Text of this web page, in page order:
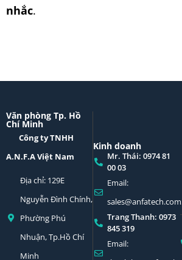
nhắc.
Văn phòng Tp. Hồ
Chí Minh
Công ty TNHH
A.N.F.A Việt Nam
Địa chỉ: 129E
Nguyễn Đình Chính,
Phường Phú
Nhuận, Tp.Hồ Chí
Minh
Kinh doanh
Mr. Thái: 0974 81
00 03
Email:
Trang Thanh: 0973
845 319
Email: